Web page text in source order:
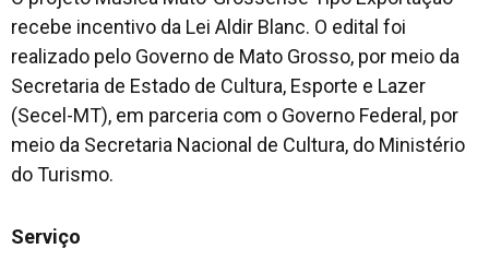
recebe incentivo da Lei Aldir Blanc. O edital foi
realizado pelo Governo de Mato Grosso, por meio da
Secretaria de Estado de Cultura, Esporte e Lazer
(Secel-MT), em parceria com o Governo Federal, por
meio da Secretaria Nacional de Cultura, do Ministério
do Turismo.
Serviço